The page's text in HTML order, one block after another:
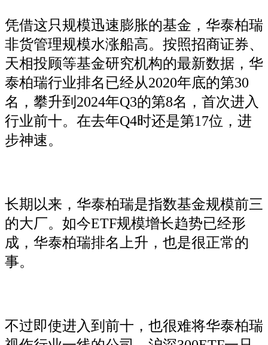
凭借这只规模迅速膨胀的基金，华泰柏瑞
非货管理规模水涨船高。按照招商证券、
天相投顾等基金研究机构的最新数据，华
泰柏瑞行业排名已经从2020年底的第30
名，攀升到2024年Q3的第8名，首次进入
行业前十。在去年Q4时还是第17位，进
步神速。
长期以来，华泰柏瑞是指数基金规模前三
的大厂。如今ETF规模增长趋势已经形
成，华泰柏瑞排名上升，也是很正常的
事。
不过即使进入到前十，也很难将华泰柏瑞